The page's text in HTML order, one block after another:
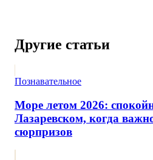
Другие статьи
Познавательное
Море летом 2026:
Лазаревском, когда
сюрпризов